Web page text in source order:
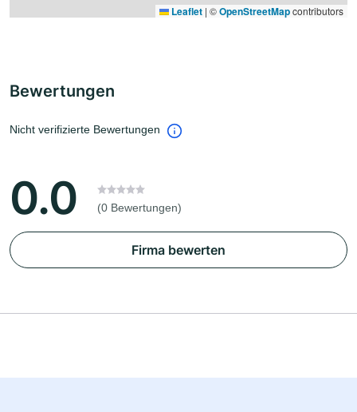
Leaflet | ©OpenStreetMapcontributors
Bewertungen
Nicht verifizierte Bewertungen
0.0 (0 Bewertungen)
Firma bewerten